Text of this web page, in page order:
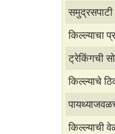
a
t
s
A
p
p
a
r
e
किल्ल्याचा
ट्रेकिंगची
किल्ल्याचे
किल्ल्याची